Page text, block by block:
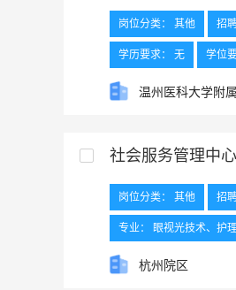
岗位分类： 其他 招
学历要求： 无 学位
外语要求： 工作地
温州医科大学附
社会服务管理中
岗位分类： 其他 招
专业： 眼视光技术、护
户籍所在地： 无
杭州院区